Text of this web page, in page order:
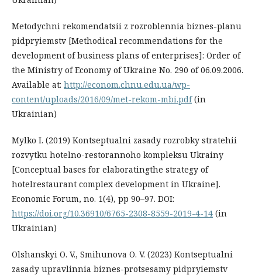
Metodychni rekomendatsii z rozroblennia biznes-planu
pidpryiemstv [Methodical recommendations for the
development of business plans of enterprises]: Order of
the Ministry of Economy of Ukraine No. 290 of 06.09.2006.
Available at: http://econom.chnu.edu.ua/wp-
content/uploads/2016/09/met-rekom-mbi.pdf(in
Ukrainian)
Mylko I. (2019) Kontseptualni zasady rozrobky stratehii
rozvytku hotelno-restorannoho kompleksu Ukrainy
[Conceptual bases for elaboratingthe strategy of
hotelrestaurant complex development in Ukraine].
Economic Forum, no. 1(4), pр 90–97. DOI:
https://doi.org/10.36910/6765-2308-8559-2019-4-14 (in
Ukrainian)
Olshanskyi O. V., Smihunova O. V. (2023) Kontseptualni
zasady upravlinnia biznes-protsesamy pidpryiemstv